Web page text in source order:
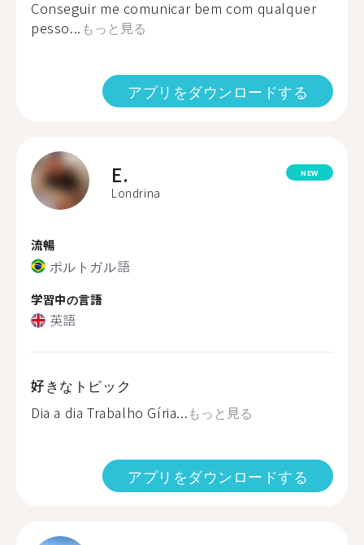
Conseguir me comunicar bem com qualquer
pesso... もっと見る
アプリをダウンロードする
E.
Londrina
NEW
流暢
ポルトガル語
学習中の言語
英語
好きなトピック
Dia a dia Trabalho Gíria...もっと見る
アプリをダウンロードする